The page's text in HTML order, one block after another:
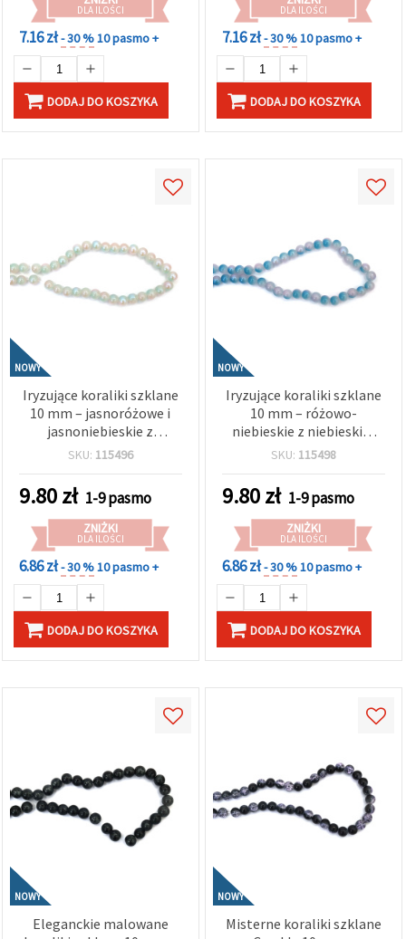
DLA ILOŚCI
7.16 zł- 30 %10 pasmo +
DODAJ DO KOSZYKA
biżuterii DIY i rękodzieła
artystycznego
DLA ILOŚCI
7.16 zł- 30 %10 pasmo +
DODAJ DO KOSZYKA
NOWY
Iryzujące koraliki szklane
10 mm – jasnoróżowe i
jasnoniebieskie z
niebieskim połyskiem,
sznur ok. 85 szt. – idealne
do tworzenia eleganckiej
biżuterii i romantycznych
projektów handmade
SKU: 115496
9.80zł 1-9 pasmo
ZNIŻKI
DLA ILOŚCI
6.86 zł- 30 %10 pasmo +
DODAJ DO KOSZYKA
NOWY
Iryzujące koraliki szklane
10 mm – różowo-
niebieskie z niebieskim
odcieniem, powłoka AB,
szt. – idealne do
tworzenia błyszczącej
biżuterii i eleganckich
rękodzieł DIY
SKU: 115498
9.80zł 1-9 pasmo
ZNIŻKI
DLA ILOŚCI
6.86 zł- 30 %10 pasmo +
DODAJ DO KOSZYKA
NOWY
Eleganckie malowane
NOWY
Misterne koraliki szklane